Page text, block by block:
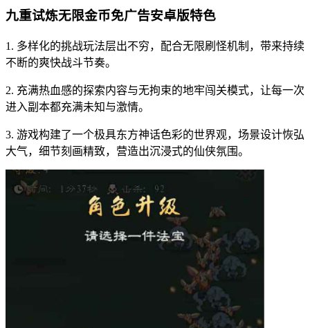
九重试炼无限金币免广告安卓版特色
1. 多样化的挑战玩法层出不穷，配合无限刷怪机制，带来持续
不断的爽快战斗节奏。
2. 充满热血感的探索内容与无拘束的地牢闯关模式，让每一次
进入副本都充满未知与激情。
3. 游戏构建了一个极具东方神话色彩的世界观，场景设计恢弘
大气，细节刻画精致，营造出沉浸式的仙侠氛围。